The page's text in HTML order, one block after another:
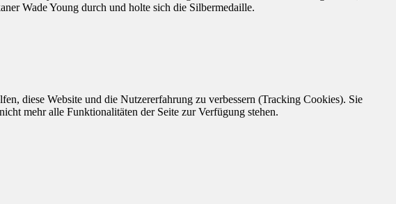
Wade Young durch und holte sich die Silbermedaille.
diese Website und die Nutzererfahrung zu verbessern (Tracking Cookies). Sie
mehr alle Funktionalitäten der Seite zur Verfügung stehen.